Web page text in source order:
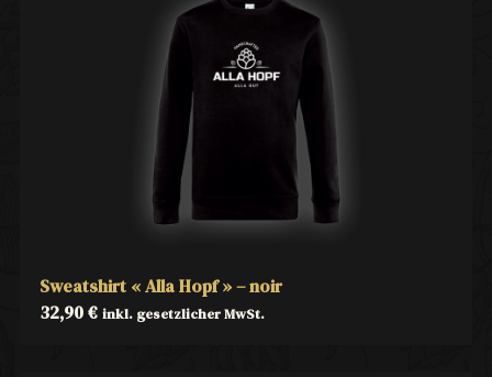
Sweatshirt « Alla Hopf » – noir
32,90€ inkl. gesetzlicher MwSt.